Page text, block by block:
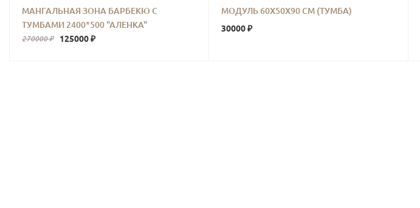
МАНГАЛЬНАЯ ЗОНА БАРБЕКЮ С
ТУМБАМИ 2400*500 "АЛЕНКА"
270000 ₽ 125000 ₽
МОДУЛЬ 60Х50Х90 СМ (ТУМБА)
30000 ₽